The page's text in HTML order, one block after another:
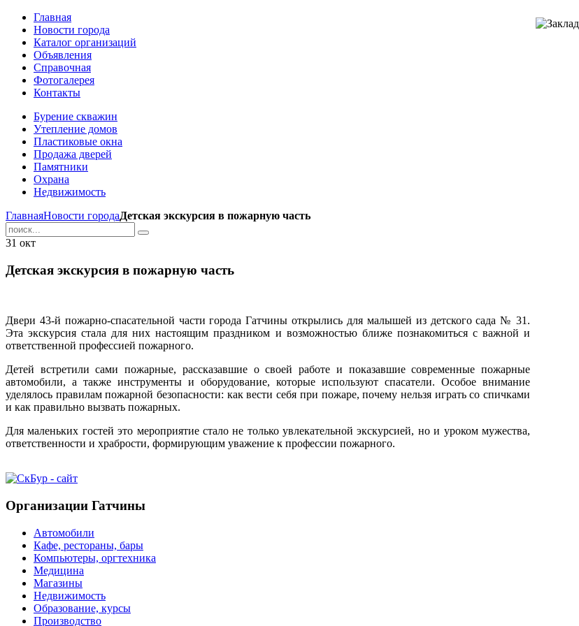
Главная
Новости города
Каталог организаций
Объявления
Справочная
Фотогалерея
Контакты
Бурение скважин
Утепление домов
Пластиковые окна
Продажа дверей
Памятники
Охрана
Недвижимость
ГлавнаяНовости городаДетская экскурсия в пожарную часть
31 окт
Детская экскурсия в пожарную часть
Двери 43-й пожарно-спасательной части города Гатчины открылись для малышей из детского сада № 31.
Эта экскурсия стала для них настоящим праздником и возможностью ближе познакомиться с важной и
ответственной профессией пожарного.
Детей встретили сами пожарные, рассказавшие о своей работе и показавшие современные пожарные
автомобили, а также инструменты и оборудование, которые используют спасатели. Особое внимание
уделялось правилам пожарной безопасности: как вести себя при пожаре, почему нельзя играть со спичками
и как правильно вызвать пожарных.
Для маленьких гостей это мероприятие стало не только увлекательной экскурсией, но и уроком мужества,
ответственности и храбрости, формирующим уважение к профессии пожарного.
Организации Гатчины
Автомобили
Кафе, рестораны, бары
Компьютеры, оргтехника
Медицина
Магазины
Недвижимость
Образование, курсы
Производство